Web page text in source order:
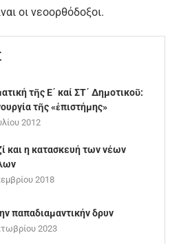
οι νεοορθόδοξοι.
τῆς Ε΄ καί ΣΤ΄ Δημοτικοῦ:
τῆς «ἐπιστήμης»
2012
και η κατασκευή των νέων
2018
παπαδιαμαντικήν δρυν
2023